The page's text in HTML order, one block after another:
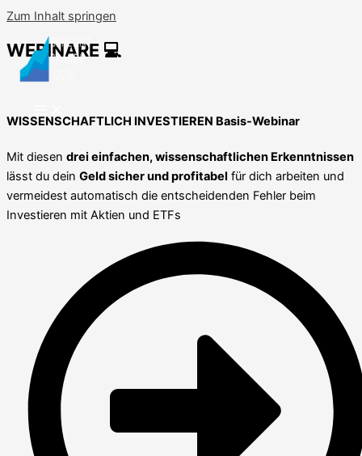
Zum Inhalt springen
WEBINARE 💻
WISSENSCHAFTLICH INVESTIEREN Basis-Webinar
Mit diesen drei einfachen, wissenschaftlichen Erkenntnissen
lässt du dein Geld sicher und profitabel für dich arbeiten und
vermeidest automatisch die entscheidenden Fehler beim
Investieren mit Aktien und ETFs